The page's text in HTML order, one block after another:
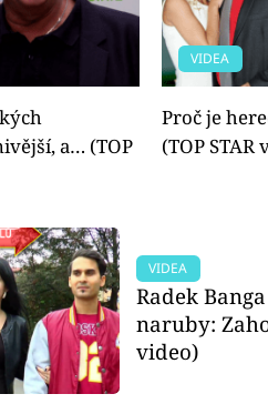
a… (TOP
VIDEA
Proč je
(TOP STAR
VIDEA
Radek
naruby:
video)